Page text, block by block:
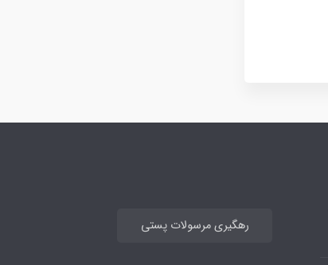
رهگیری مرسولات پستی